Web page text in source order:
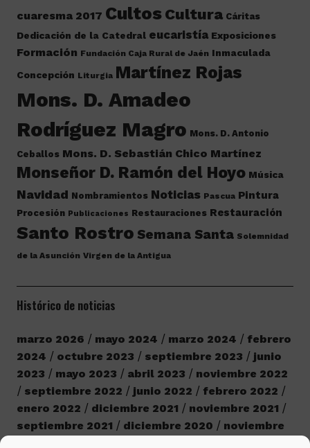
cuaresma 2017 Cultos Cultura Cáritas
Dedicación de la Catedral eucaristía Exposiciones
Formación Fundación Caja Rural de Jaén Inmaculada
Concepción Liturgia Martínez Rojas
Mons. D. Amadeo
Rodríguez Magro Mons. D. Antonio
Ceballos Mons. D. Sebastián Chico Martínez
Monseñor D. Ramón del Hoyo Música
Navidad Nombramientos Noticias Pascua Pintura
Procesión Publicaciones Restauraciones Restauración
Santo Rostro Semana Santa Solemnidad
de la Asunción Virgen de la Antigua
Histórico de noticias
marzo 2026 mayo 2024 marzo 2024
febrero
2024
octubre 2023 septiembre 2023
junio
2023
mayo 2023 abril 2023
noviembre 2022
septiembre 2022
junio 2022
febrero 2022
enero 2022
diciembre 2021
noviembre 2021
septiembre 2021
diciembre 2020
noviembre